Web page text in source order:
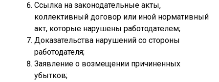
Ссылка на законодательные акты,
коллективный договор или иной нормативный
акт, которые нарушены работодателем;
Доказательства нарушений со стороны
работодателя;
Заявление о возмещении причиненных
убытков;